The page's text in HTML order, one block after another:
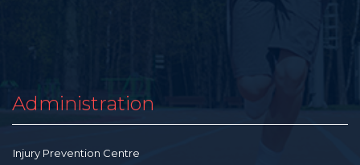
Administration
Injury Prevention Centre